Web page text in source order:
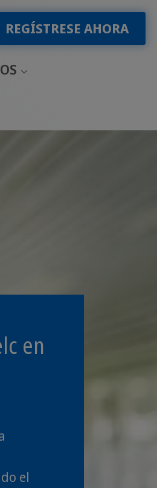
REGÍSTRESE AHORA
en
el